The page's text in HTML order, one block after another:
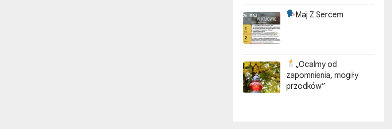
historii Kijowa”
Maj Z Sercem
„Ocalmy od
zapomnienia, mogiły
przodków”